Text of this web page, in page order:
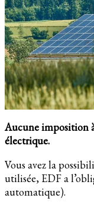
Aucune imposition
électrique.
Vous avez la
utilisée, EDF a
automatique).